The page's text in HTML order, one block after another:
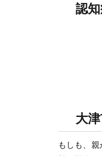
認
大
もしも、親